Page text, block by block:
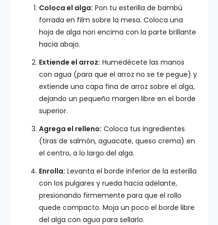
Coloca el alga: Pon tu esterilla de bambú
forrada en film sobre la mesa. Coloca una
hoja de alga nori encima con la parte brillante
hacia abajo.
Extiende el arroz: Humedécete las manos
con agua (para que el arroz no se te pegue) y
extiende una capa fina de arroz sobre el alga,
dejando un pequeño margen libre en el borde
superior.
Agrega el relleno: Coloca tus ingredientes
(tiras de salmón, aguacate, queso crema) en
el centro, a lo largo del alga.
Enrolla: Levanta el borde inferior de la esterilla
con los pulgares y rueda hacia adelante,
presionando firmemente para que el rollo
quede compacto. Moja un poco el borde libre
del alga con agua para sellarlo.